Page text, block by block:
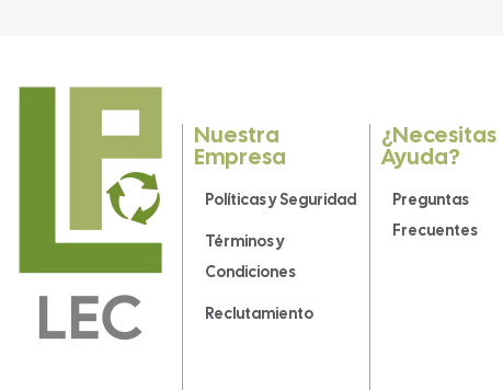
Nuestra
Empresa
Políticas y Seguridad
Términos y
Condiciones
Reclutamiento
¿Necesitas
Ayuda?
Preguntas
Frecuentes